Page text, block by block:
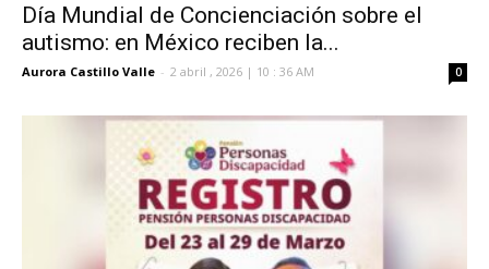
Día Mundial de Concienciación sobre el
autismo: en México reciben la...
Aurora Castillo Valle - 2 abril , 2026 | 10 : 36 AM 0